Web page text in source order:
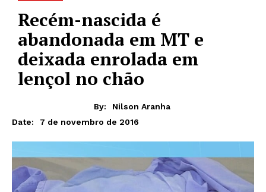
Recém-nascida é
abandonada em MT e
deixada enrolada em
lençol no chão
By:
Nilson Aranha
Date:
7 de novembro de 2016